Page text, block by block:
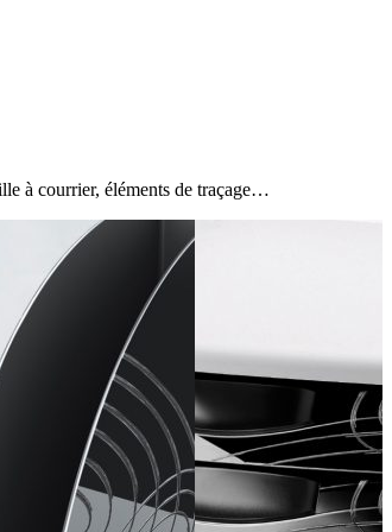
à courrier, éléments de traçage…